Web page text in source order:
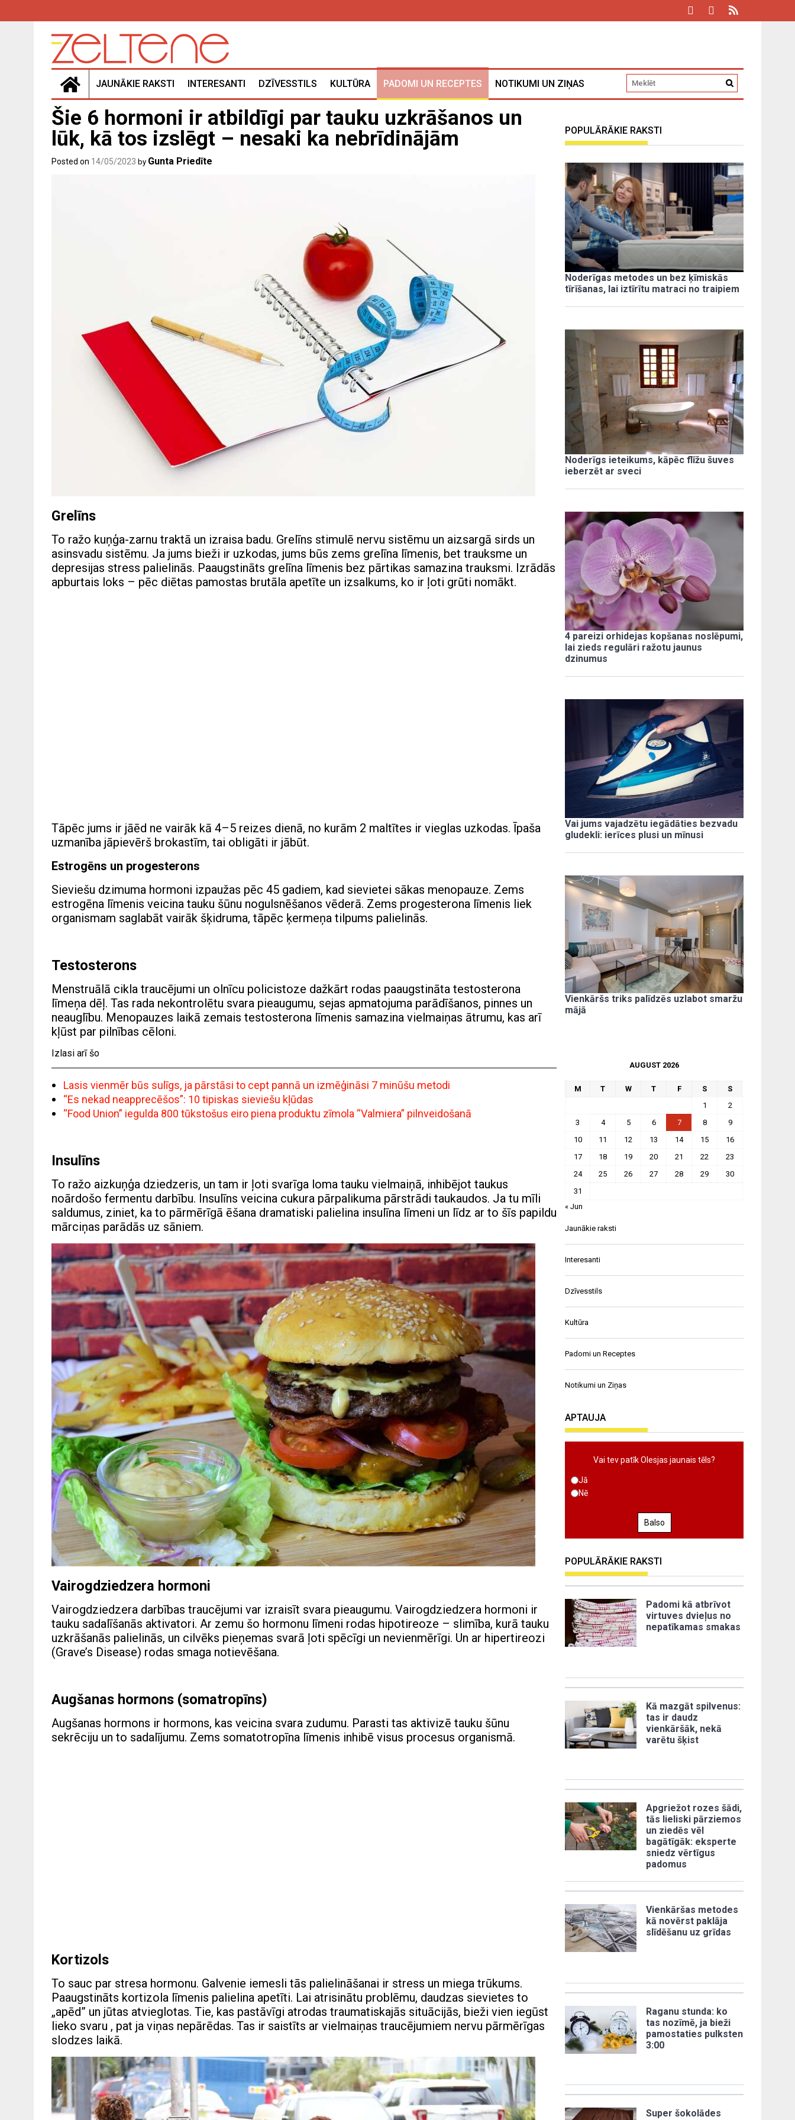
JAUNĀKIE RAKSTI INTERESANTI DZĪVESSTILS KULTŪRA PADOMI UN RECEPTES NOTIKUMI UN ZIŅAS
Šie 6 hormoni ir atbildīgi par tauku uzkrāšanos un
lūk, kā tos izslēgt – nesaki ka nebrīdinājām
Posted on 14/05/2023 by Gunta Priedīte
Grelīns
To ražo kuņģa-zarnu traktā un izraisa badu. Grelīns stimulē nervu sistēmu un aizsargā sirds un
asinsvadu sistēmu. Ja jums bieži ir uzkodas, jums būs zems grelīna līmenis, bet trauksme un
depresijas stress palielinās. Paaugstināts grelīna līmenis bez pārtikas samazina trauksmi. Izrādās
apburtais loks – pēc diētas pamostas brutāla apetīte un izsalkums, ko ir ļoti grūti nomākt.
Tāpēc jums ir jāēd ne vairāk kā 4–5 reizes dienā, no kurām 2 maltītes ir vieglas uzkodas. Īpaša
uzmanība jāpievērš brokastīm, tai obligāti ir jābūt.
Estrogēns un progesterons
Sieviešu dzimuma hormoni izpaužas pēc 45 gadiem, kad sievietei sākas menopauze. Zems
estrogēna līmenis veicina tauku šūnu nogulsnēšanos vēderā. Zems progesterona līmenis liek
organismam saglabāt vairāk šķidruma, tāpēc ķermeņa tilpums palielinās.
Testosterons
Menstruālā cikla traucējumi un olnīcu policistoze dažkārt rodas paaugstināta testosterona
līmeņa dēļ. Tas rada nekontrolētu svara pieaugumu, sejas apmatojuma parādīšanos, pinnes un
neauglību. Menopauzes laikā zemais testosterona līmenis samazina vielmaiņas ātrumu, kas arī
kļūst par pilnības cēloni.
Izlasi arī šo
Lasis vienmēr būs sulīgs, ja pārstāsi to cept pannā un izmēģināsi 7 minūšu metodi
“Es nekad neapprecēšos”: 10 tipiskas sieviešu kļūdas
“Food Union” iegulda 800 tūkstošus eiro piena produktu zīmola “Valmiera” pilnveidošanā
Insulīns
To ražo aizkuņģa dziedzeris, un tam ir ļoti svarīga loma tauku vielmaiņā, inhibējot taukus
noārdošo fermentu darbību. Insulīns veicina cukura pārpalikuma pārstrādi taukaudos. Ja tu mīli
saldumus, ziniet, ka to pārmērīgā ēšana dramatiski palielina insulīna līmeni un līdz ar to šīs papildu
mārciņas parādās uz sāniem.
Vairogdziedzera hormoni
Vairogdziedzera darbības traucējumi var izraisīt svara pieaugumu. Vairogdziedzera hormoni ir
tauku sadalīšanās aktivatori. Ar zemu šo hormonu līmeni rodas hipotireoze – slimība, kurā tauku
uzkrāšanās palielinās, un cilvēks pieņemas svarā ļoti spēcīgi un nevienmērīgi. Un ar hipertireozi
(Grave’s Disease) rodas smaga notievēšana.
Augšanas hormons (somatropīns)
Augšanas hormons ir hormons, kas veicina svara zudumu. Parasti tas aktivizē tauku šūnu
sekrēciju un to sadalījumu. Zems somatotropīna līmenis inhibē visus procesus organismā.
Kortizols
To sauc par stresa hormonu. Galvenie iemesli tās palielināšanai ir stress un miega trūkums.
Paaugstināts kortizola līmenis palielina apetīti. Lai atrisinātu problēmu, daudzas sievietes to
„apēd” un jūtas atvieglotas. Tie, kas pastāvīgi atrodas traumatiskajās situācijās, bieži vien iegūst
lieko svaru , pat ja viņas nepārēdas. Tas ir saistīts ar vielmaiņas traucējumiem nervu pārmērīgas
slodzes laikā.
POPULĀRĀKIE RAKSTI
Noderīgas metodes un bez ķīmiskās
tīrīšanas, lai iztīrītu matraci no traipiem
Noderīgs ieteikums, kāpēc flīžu šuves
ieberzēt ar sveci
4 pareizi orhidejas kopšanas noslēpumi,
lai zieds regulāri ražotu jaunus
dzinumus
Vai jums vajadzētu iegādāties bezvadu
gludekli: ierīces plusi un mīnusi
Vienkāršs triks palīdzēs uzlabot smaržu
mājā
AUGUST 2026
M T W T F S
S
1
2
3
4 5 6 7 8
9
10
11 12 13 14 15
16
17
18 19 20 21 22
23
24
25 26 27 28 29
30
31
« Jun
Jaunākie raksti
Interesanti
Dzīvesstils
Kultūra
Padomi un Receptes
Notikumi un Ziņas
APTAUJA
Vai tev patīk Olesjas jaunais tēls?
Jā
Nē
Balso
POPULĀRĀKIE RAKSTI
Padomi kā atbrīvot
virtuves dvieļus no
nepatīkamas smakas
Kā mazgāt spilvenus:
tas ir daudz
vienkāršāk, nekā
varētu šķist
Apgriežot rozes šādi,
tās lieliski pārziemos
un ziedēs vēl
bagātīgāk: eksperte
sniedz vērtīgus
padomus
Vienkāršas metodes
kā novērst paklāja
slīdēšanu uz grīdas
Raganu stunda: ko
tas nozīmē, ja bieži
pamostaties pulksten
3:00
Super šokolādes